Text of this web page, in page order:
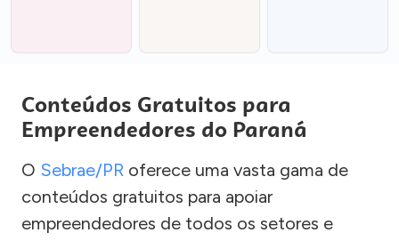
Conteúdos Gratuitos para
Empreendedores do Paraná
O Sebrae/PR oferece uma vasta gama de
conteúdos gratuitos para apoiar
empreendedores de todos os setores e